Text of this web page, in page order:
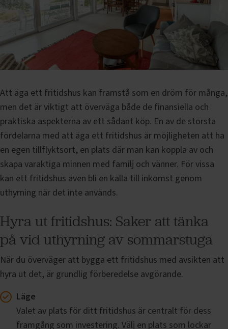
Att äga ett fritidshus kan framstå som en dröm för många,
men det är viktigt att överväga både de finansiella och
praktiska aspekterna av ett sådant köp. En av de största
fördelarna med att äga ett fritidshus är möjligheten att ha
en egen tillflyktsort, en plats där man kan koppla av och
skapa varaktiga minnen med familj och vänner. För vissa
kan ett fritidshus även bli en källa till inkomst genom
uthyrning när det inte används.
Hyra ut fritidshus: Saker att tänka
på vid uthyrning av sommarstuga
När du överväger att bygga ett fritidshus med avsikten att
hyra ut det, är grundlig förberedelse avgörande.
Läge
Valet av plats för ditt fritidshus är centralt för dess
framgång som investering. Välj en plats som lockar